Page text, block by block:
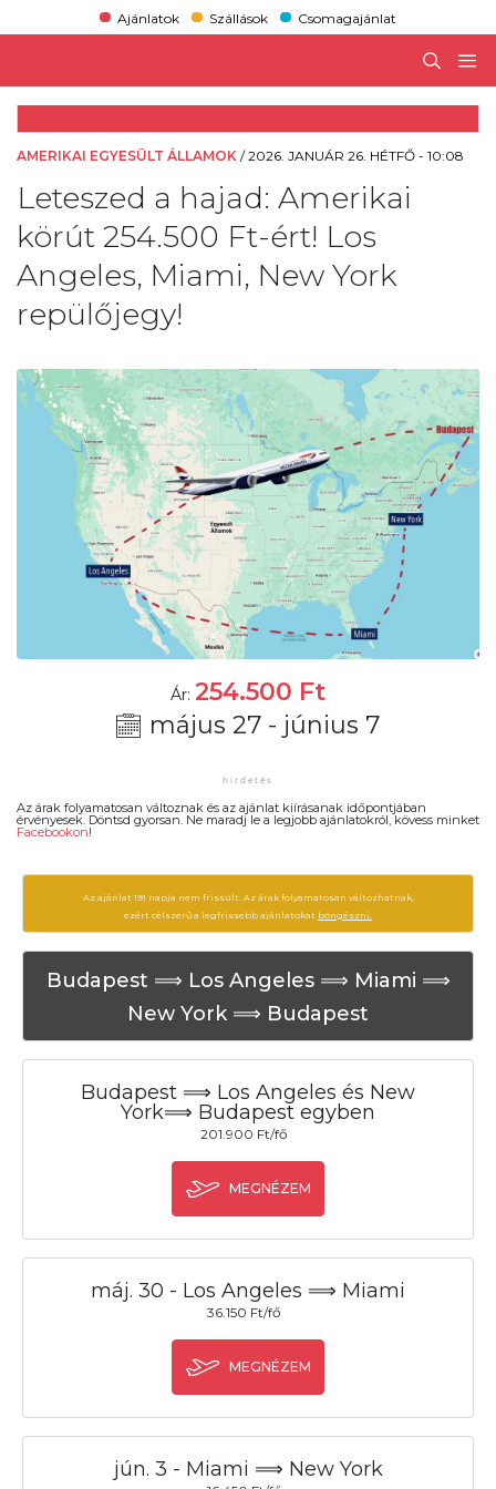
Ajánlatok Szállások Csomagajánlat
AMERIKAI EGYESÜLT ÁLLAMOK /2026. JANUÁR 26. HÉTFŐ - 10:08
Leteszed a hajad: Amerikai
körút 254.500 Ft-ért! Los
Angeles, Miami, New York
repülőjegy!
Ár: 254.500 Ft
május 27 - június 7
Az árak folyamatosan változnak és az ajánlat kiírásanak időpontjában
érvényesek. Döntsd gyorsan. Ne maradj le a legjobb ajánlatokról, kövess minket
Facebookon!
Az ajánlat 191 napja nem frissült. Az árak folyamatosan változhatnak,
ezért célszerű a legfrissebb ajánlatokat böngészni.
Budapest ⟹ Los Angeles ⟹ Miami ⟹
New York ⟹ Budapest
Budapest ⟹ Los Angeles és New
York⟹ Budapest egyben
201.900 Ft/fő
MEGNÉZEM
máj. 30 - Los Angeles ⟹ Miami
36.150 Ft/fő
MEGNÉZEM
jún. 3 - Miami ⟹ New York